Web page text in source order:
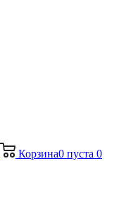
Корзина0 пуста 0